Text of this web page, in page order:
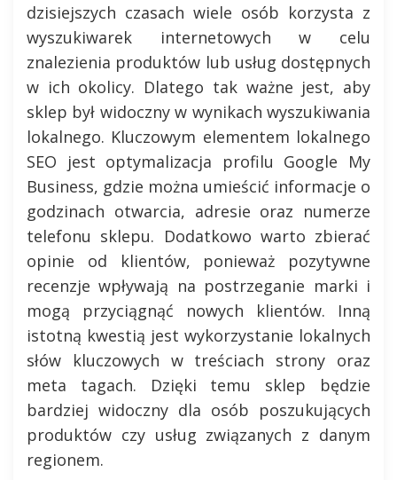
dzisiejszych czasach wiele osób korzysta z
wyszukiwarek internetowych w celu
znalezienia produktów lub usług dostępnych
w ich okolicy. Dlatego tak ważne jest, aby
sklep był widoczny w wynikach wyszukiwania
lokalnego. Kluczowym elementem lokalnego
SEO jest optymalizacja profilu Google My
Business, gdzie można umieścić informacje o
godzinach otwarcia, adresie oraz numerze
telefonu sklepu. Dodatkowo warto zbierać
opinie od klientów, ponieważ pozytywne
recenzje wpływają na postrzeganie marki i
mogą przyciągnąć nowych klientów. Inną
istotną kwestią jest wykorzystanie lokalnych
słów kluczowych w treściach strony oraz
meta tagach. Dzięki temu sklep będzie
bardziej widoczny dla osób poszukujących
produktów czy usług związanych z danym
regionem.